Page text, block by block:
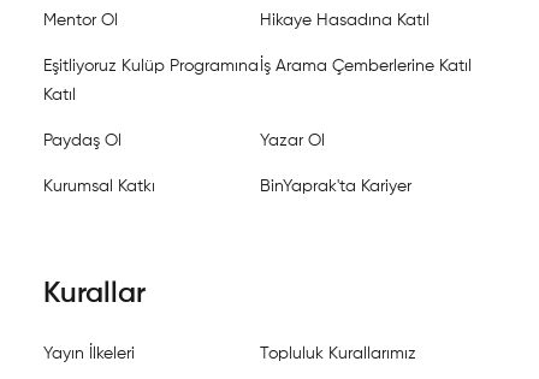
Mentor Ol Hikaye Hasadına Katıl
Eşitliyoruz Kulüp Programına
Katıl
İş Arama Çemberlerine Katıl
Paydaş Ol Yazar Ol
Kurumsal Katkı BinYaprak'ta Kariyer
Kurallar
Yayın İlkeleri Topluluk Kurallarımız